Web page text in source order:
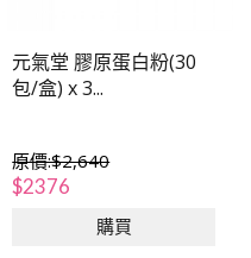
元氣堂 膠原蛋白粉(30
包/盒) x 3...
原價:$2,640
$2376
購買